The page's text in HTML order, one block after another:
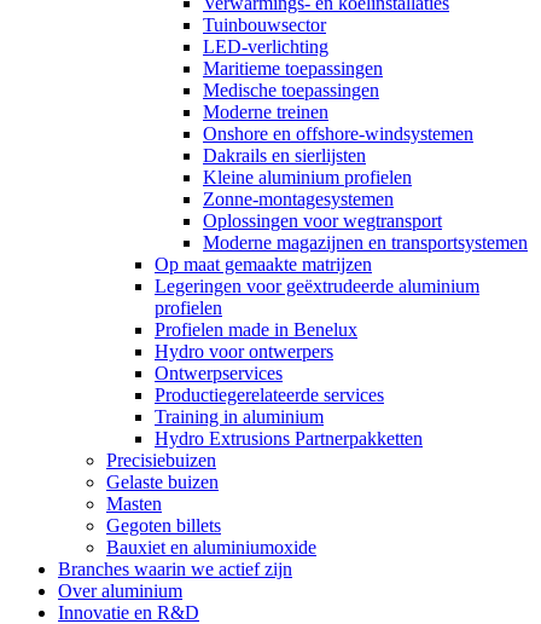
Tuinbouwsector
LED-verlichting
Maritieme toepassingen
Medische toepassingen
Moderne treinen
Onshore en offshore-windsystemen
Dakrails en sierlijsten
Kleine aluminium profielen
Zonne-montagesystemen
Oplossingen voor wegtransport
Moderne magazijnen en transportsystemen
Op maat gemaakte matrijzen
Legeringen voor geëxtrudeerde aluminium
profielen
Profielen made in Benelux
Hydro voor ontwerpers
Ontwerpservices
Productiegerelateerde services
Training in aluminium
Hydro Extrusions Partnerpakketten
Precisiebuizen
Gelaste buizen
Masten
Gegoten billets
Bauxiet en aluminiumoxide
Branches waarin we actief zijn
Over aluminium
Innovatie en R&D